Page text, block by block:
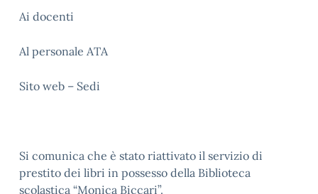
Ai docenti
Al personale ATA
Sito web – Sedi
Si comunica che è stato riattivato il servizio di
prestito dei libri in possesso della Biblioteca
scolastica “Monica Biccari”.